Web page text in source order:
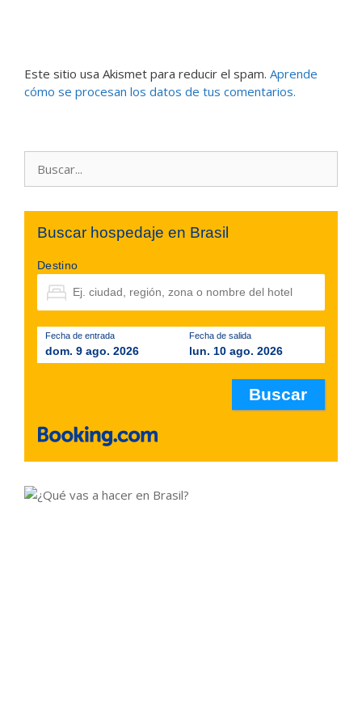
Este sitio usa Akismet para reducir el spam. Aprende
cómo se procesan los datos de tus comentarios.
Buscar hospedaje en Brasil
Destino
Fecha de entrada
dom. 9 ago. 2026
Fecha de salida
lun. 10 ago. 2026